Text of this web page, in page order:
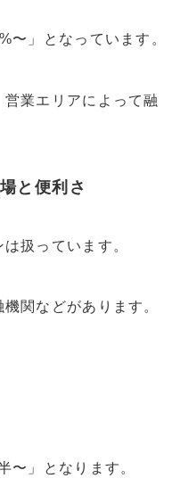
〜」となっています。
業エリアによって融
と便利さ
扱っています。
関などがあります。
〜」となります。